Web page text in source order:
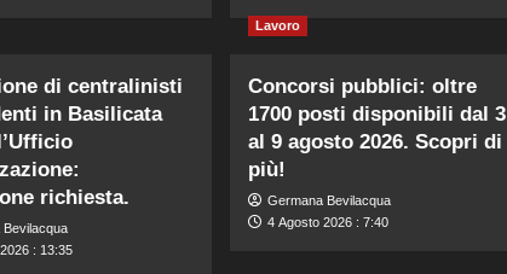
di centralinisti
in Basilicata
richiesta.
: 13:35
Lavoro
Concorsi pubblici: oltre
1700 posti disponibili dal 3
al 9 agosto 2026. Scopri di
più!
Germana Bevilacqua
4 Agosto 2026 : 7:40